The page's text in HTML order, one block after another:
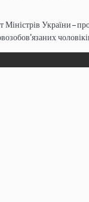
Міністрів України –